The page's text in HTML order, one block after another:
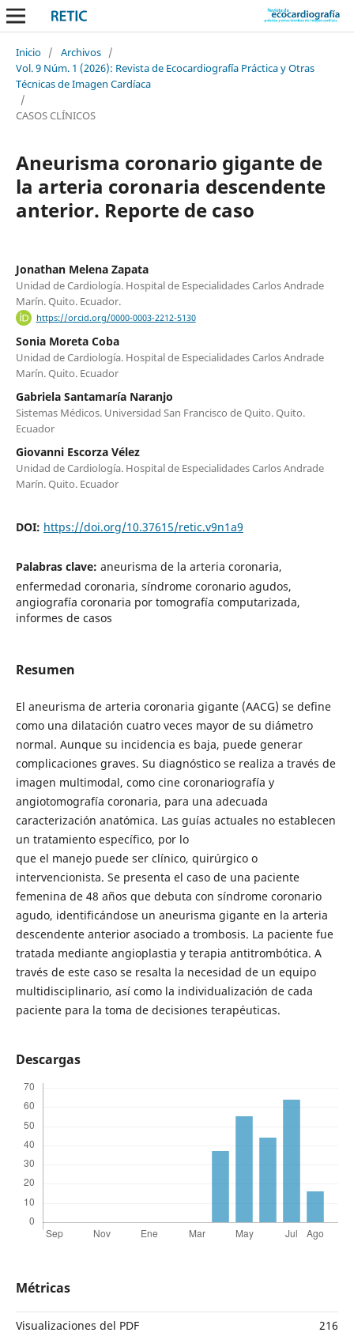
Inicio / Archivos /
Vol. 9 Núm. 1 (2026): Revista de Ecocardiografía Práctica y Otras
Técnicas de Imagen Cardíaca
/
CASOS CLÍNICOS
Aneurisma coronario gigante de
la arteria coronaria descendente
anterior. Reporte de caso
Jonathan Melena Zapata
Unidad de Cardiología. Hospital de Especialidades Carlos Andrade
Marín. Quito. Ecuador.
https://orcid.org/0000-0003-2212-5130
Sonia Moreta Coba
Unidad de Cardiología. Hospital de Especialidades Carlos Andrade
Marín. Quito. Ecuador
Gabriela Santamaría Naranjo
Sistemas Médicos. Universidad San Francisco de Quito. Quito.
Ecuador
Giovanni Escorza Vélez
Unidad de Cardiología. Hospital de Especialidades Carlos Andrade
Marín. Quito. Ecuador
DOI: https://doi.org/10.37615/retic.v9n1a9
Palabras clave: aneurisma de la arteria coronaria,
enfermedad coronaria, síndrome coronario agudos,
angiografía coronaria por tomografía computarizada,
informes de casos
Resumen
El aneurisma de arteria coronaria gigante (AACG) se define
como una dilatación cuatro veces mayor de su diámetro
normal. Aunque su incidencia es baja, puede generar
complicaciones graves. Su diagnóstico se realiza a través de
imagen multimodal, como cine coronariografía y
angiotomografía coronaria, para una adecuada
caracterización anatómica. Las guías actuales no establecen
un tratamiento específico, por lo
que el manejo puede ser clínico, quirúrgico o
intervencionista. Se presenta el caso de una paciente
femenina de 48 años que debuta con síndrome coronario
agudo, identificándose un aneurisma gigante en la arteria
descendente anterior asociado a trombosis. La paciente fue
tratada mediante angioplastia y terapia antitrombótica. A
través de este caso se resalta la necesidad de un equipo
multidisciplinario, así como la individualización de cada
paciente para la toma de decisiones terapéuticas.
Descargas
Métricas
Visualizaciones del PDF 216